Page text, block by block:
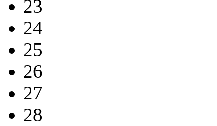
23
24
25
26
27
28